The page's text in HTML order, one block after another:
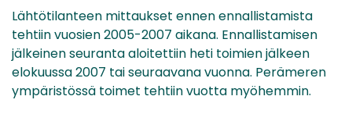
Lähtötilanteen mittaukset ennen ennallistamista
tehtiin vuosien 2005-2007 aikana. Ennallistamisen
jälkeinen seuranta aloitettiin heti toimien jälkeen
elokuussa 2007 tai seuraavana vuonna. Perämeren
ympäristössä toimet tehtiin vuotta myöhemmin.